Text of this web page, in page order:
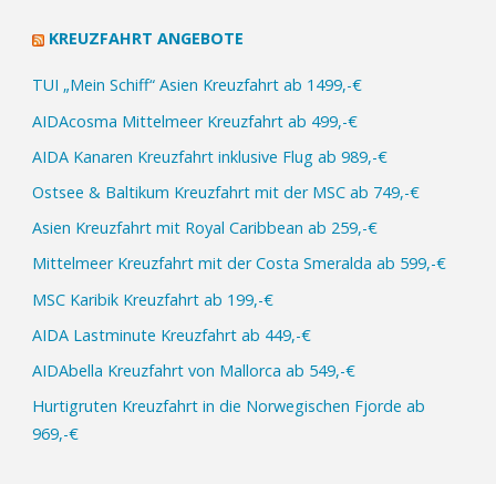
KREUZFAHRT ANGEBOTE
TUI „Mein Schiff“ Asien Kreuzfahrt ab 1499,-€
AIDAcosma Mittelmeer Kreuzfahrt ab 499,-€
AIDA Kanaren Kreuzfahrt inklusive Flug ab 989,-€
Ostsee & Baltikum Kreuzfahrt mit der MSC ab 749,-€
Asien Kreuzfahrt mit Royal Caribbean ab 259,-€
Mittelmeer Kreuzfahrt mit der Costa Smeralda ab 599,-€
MSC Karibik Kreuzfahrt ab 199,-€
AIDA Lastminute Kreuzfahrt ab 449,-€
AIDAbella Kreuzfahrt von Mallorca ab 549,-€
Hurtigruten Kreuzfahrt in die Norwegischen Fjorde ab
969,-€